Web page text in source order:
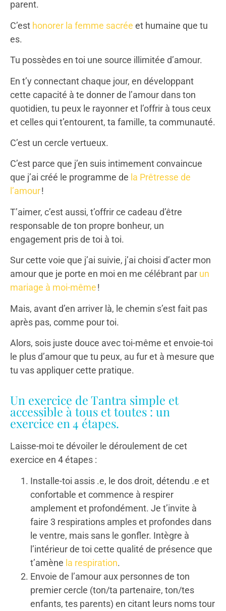
parent.
C’est honorer la femme sacrée et humaine que tu
es.
Tu possèdes en toi une source illimitée d’amour.
En t’y connectant chaque jour, en développant
cette capacité à te donner de l’amour dans ton
quotidien, tu peux le rayonner et l’offrir à tous ceux
et celles qui t’entourent, ta famille, ta communauté.
C’est un cercle vertueux.
C’est parce que j’en suis intimement convaincue
que j’ai créé le programme de la Prêtresse de
l’amour!
T’aimer, c’est aussi, t’offrir ce cadeau d’être
responsable de ton propre bonheur, un
engagement pris de toi à toi.
Sur cette voie que j’ai suivie, j’ai choisi d’acter mon
amour que je porte en moi en me célébrant par un
mariage à moi-même!
Mais, avant d’en arriver là, le chemin s’est fait pas
après pas, comme pour toi.
Alors, sois juste douce avec toi-même et envoie-toi
le plus d’amour que tu peux, au fur et à mesure que
tu vas appliquer cette pratique.
Un exercice de Tantra simple et
accessible à tous et toutes : un
exercice en 4 étapes.
Laisse-moi te dévoiler le déroulement de cet
exercice en 4 étapes :
Installe-toi assis .e, le dos droit, détendu .e et
confortable et commence à respirer
amplement et profondément. Je t’invite à
faire 3 respirations amples et profondes dans
le ventre, mais sans le gonfler. Intègre à
l’intérieur de toi cette qualité de présence que
t’amène la respiration.
Envoie de l’amour aux personnes de ton
premier cercle (ton/ta partenaire, ton/tes
enfants, tes parents) en citant leurs noms tour